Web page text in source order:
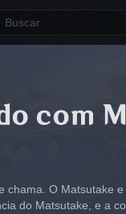
com
chama. O Matsutake
do Matsutake, e a